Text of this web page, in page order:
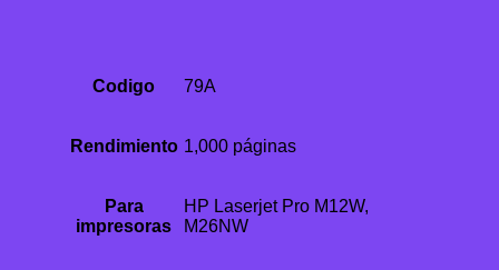
Codigo 79A
Rendimiento 1,000 páginas
Para
impresoras
HP Laserjet Pro M12W,
M26NW